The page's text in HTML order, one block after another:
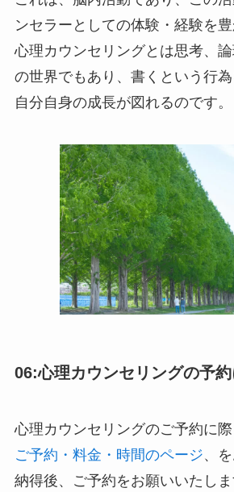
ンセラーとしての体験・経験を豊
心理カウンセリングとは思考、
の世界でもあり、書くという行
自分自身の成長が図れるのです。
06:心理カウンセリングの予
心理カウンセリングのご予約に際
ご予約・料金・時間のページ、
納得後、ご予約をお願いいたしま